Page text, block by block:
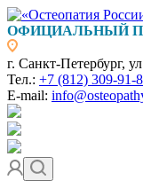
ОФИЦИАЛЬНЫЙ
г. Санкт-Петербург,
Тел.: +7 (812) 309-91-
E-mail: